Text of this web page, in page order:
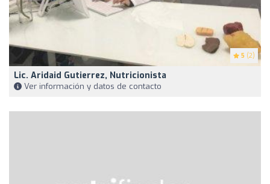
5 (2)
Lic. Aridaid Gutierrez, Nutricionista
Ver información y datos de contacto